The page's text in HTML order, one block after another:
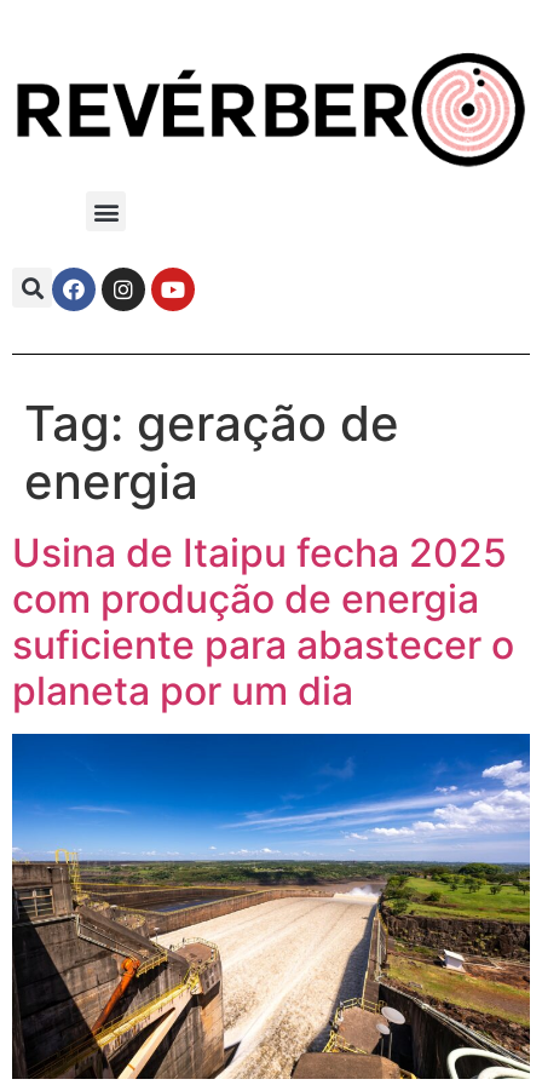
Tag: geração de
energia
Usina de Itaipu fecha 2025
com produção de energia
suficiente para abastecer o
planeta por um dia